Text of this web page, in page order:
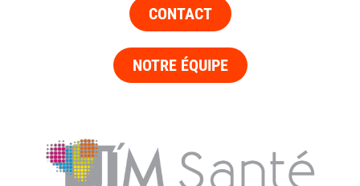
CONTACT
NOTRE ÉQUIPE